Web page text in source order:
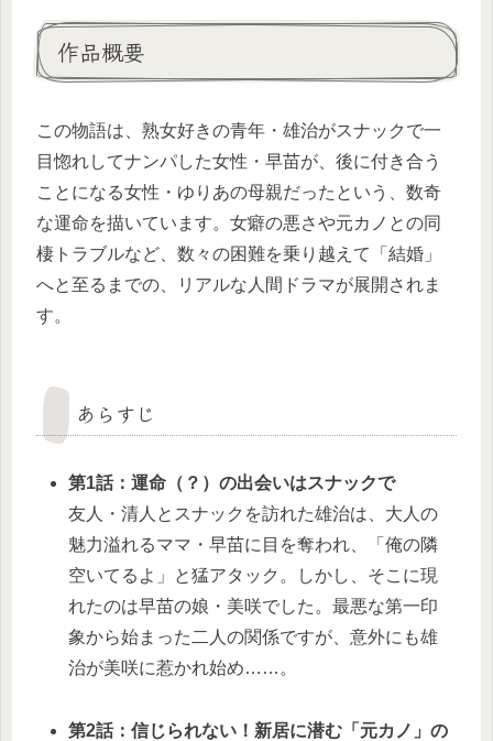
作品概要
この物語は、熟女好きの青年・雄治がスナックで一
目惚れしてナンパした女性・早苗が、後に付き合う
ことになる女性・ゆりあの母親だったという、数奇
な運命を描いています。女癖の悪さや元カノとの同
棲トラブルなど、数々の困難を乗り越えて「結婚」
へと至るまでの、リアルな人間ドラマが展開されま
す。
あらすじ
第1話：運命（？）の出会いはスナックで
友人・清人とスナックを訪れた雄治は、大人の
魅力溢れるママ・早苗に目を奪われ、「俺の隣
空いてるよ」と猛アタック。しかし、そこに現
れたのは早苗の娘・美咲でした。最悪な第一印
象から始まった二人の関係ですが、意外にも雄
治が美咲に惹かれ始め……。
第2話：信じられない！新居に潜む「元カノ」の